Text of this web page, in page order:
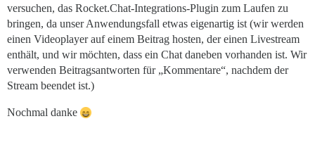
versuchen, das Rocket.Chat-Integrations-Plugin zum Laufen zu
bringen, da unser Anwendungsfall etwas eigenartig ist (wir werden
einen Videoplayer auf einem Beitrag hosten, der einen Livestream
enthält, und wir möchten, dass ein Chat daneben vorhanden ist. Wir
verwenden Beitragsantworten für „Kommentare“, nachdem der
Stream beendet ist.)
Nochmal danke